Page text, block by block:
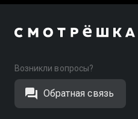
Возникли вопросы?
Обратная связь